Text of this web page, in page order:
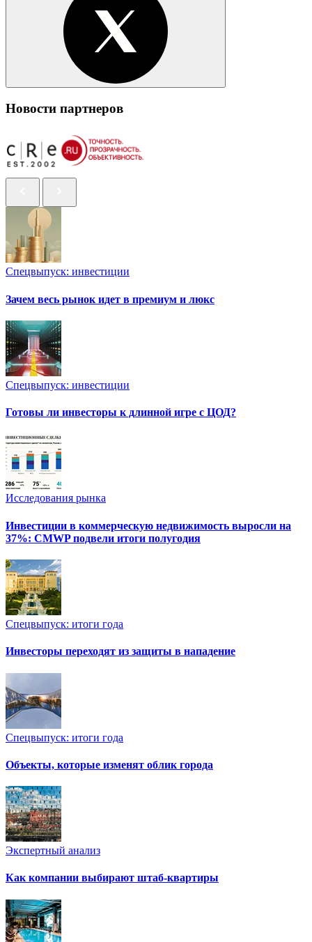
Новости партнеров
Спецвыпуск: инвестиции
Зачем весь рынок идет в премиум и люкс
Спецвыпуск: инвестиции
Готовы ли инвесторы к длинной игре с ЦОД?
Исследования рынка
Инвестиции в коммерческую недвижимость выросли на
37%: CMWP подвели итоги полугодия
Спецвыпуск: итоги года
Инвесторы переходят из защиты в нападение
Спецвыпуск: итоги года
Объекты, которые изменят облик города
Экспертный анализ
Как компании выбирают штаб-квартиры